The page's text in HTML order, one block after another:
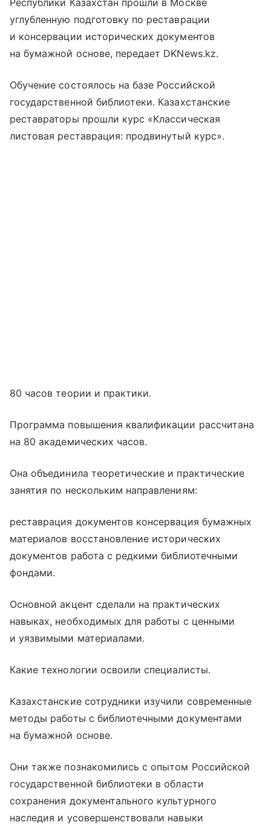
Республики Казахстан прошли в Москве
углубленную подготовку по реставрации
и консервации исторических документов
на бумажной основе, передает DKNews.kz.
Обучение состоялось на базе Российской
государственной библиотеки. Казахстанские
реставраторы прошли курс «Классическая
листовая реставрация: продвинутый курс».
80 часов теории и практики.
Программа повышения квалификации рассчитана
на 80 академических часов.
Она объединила теоретические и практические
занятия по нескольким направлениям:
реставрация документов консервация бумажных
материалов восстановление исторических
документов работа с редкими библиотечными
фондами.
Основной акцент сделали на практических
навыках, необходимых для работы с ценными
и уязвимыми материалами.
Какие технологии освоили специалисты.
Казахстанские сотрудники изучили современные
методы работы с библиотечными документами
на бумажной основе.
Они также познакомились с опытом Российской
государственной библиотеки в области
сохранения документального культурного
наследия и усовершенствовали навыки